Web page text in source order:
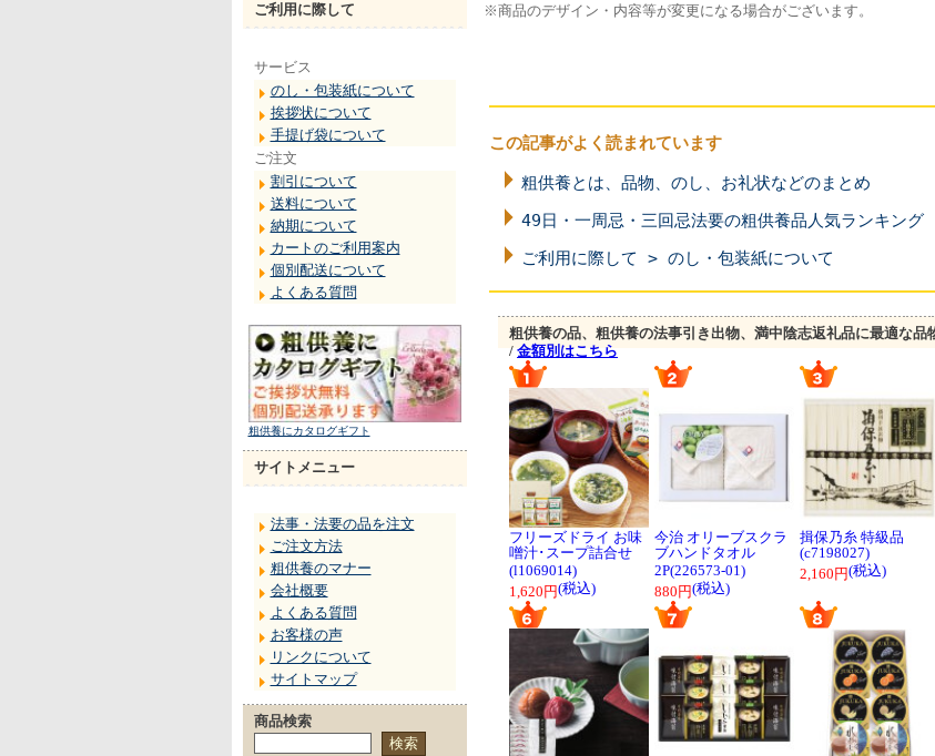
ご利用に際して
サービス
のし・包装紙について
挨拶状について
手提げ袋について
ご注文
割引について
送料について
納期について
カートのご利用案内
個別配送について
よくある質問
粗供養にカタログギフト
サイトメニュー
法事・法要の品を注文
ご注文方法
粗供養のマナー
会社概要
よくある質問
お客様の声
リンクについて
サイトマップ
商品検索
※商品のデザイン・内容等が変更になる場合がございます。
この記事がよく読まれています
粗供養とは、品物、のし、お礼状などのまとめ
49日・一周忌・三回忌法要の粗供養品人気ランキング
ご利用に際して > のし・包装紙について